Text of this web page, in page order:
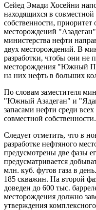
Сейед Эмади Хосейни
находящихся в
собственности, приоритет
месторождений
министерства нефти
двух месторождений. В
разработки, чтобы они не
месторождения "Южный
на них нефть в больших
По словам заместителя
"Южный Азадеган" и
запасами нефти среди
совместной собственности.
Следует отметить, что в
разработке нефтяного
предусмотрены две фазы
предусматривается
млн. куб. футов газа в
185 скважин. На второй
доведен до 600 тыс.
месторождения должно
утверждения